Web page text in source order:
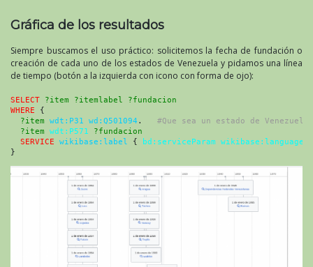
Gráfica de los resultados
Siempre buscamos el uso práctico: solicitemos la fecha de fundación o
creación de cada uno de los estados de Venezuela y pidamos una línea
de tiempo (botón a la izquierda con icono con forma de ojo):
SELECT
?item ?itemlabel ?fundacion
WHERE {
?item
wdt:P31 wd:Q501094 . #Que sea un estado de Venezuela
?item
wdt:P571
?fundacion
SERVICE
wikibase:label { bd:serviceParam wikibase:language
}